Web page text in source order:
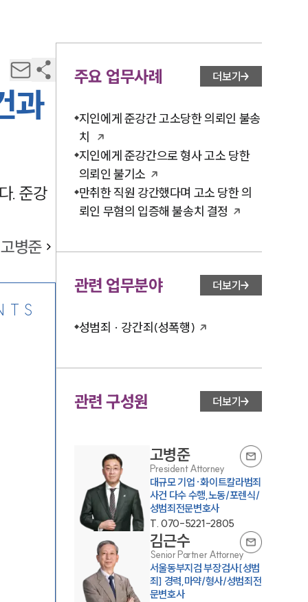
과
. 준강
고병준
주요 업무사례 더보기
지인에게 준강간 고소당한 의뢰인 불송
치
지인에게 준강간으로 형사 고소 당한
의뢰인 불기소
만취한 직원 강간했다며 고소 당한 의
뢰인 무혐의 입증해 불송치 결정
관련 업무분야 더보기
성범죄 · 강간죄(성폭행)
관련 구성원 더보기
고병준
President Attorney
대규모 기업·화이트칼라범죄
사건 다수 수행,노동/포렌식/
성범죄전문변호사
T. 070-5221-2805
김근수
Senior Partner Attorney
서울동부지검 부장검사[성범
죄] 경력,마약/형사/성범죄전
문변호사